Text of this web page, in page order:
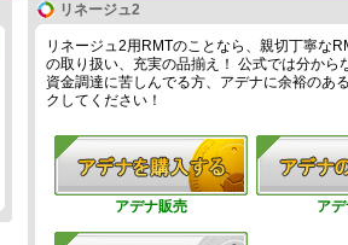
リネージュ2
リネージュ2用RMTのことなら、親切丁寧な
の取り扱い、充実の品揃え！ 公式では分か
資金調達に苦しんでる方、アデナに余裕のあ
クしてください！
アデナ販売 ア